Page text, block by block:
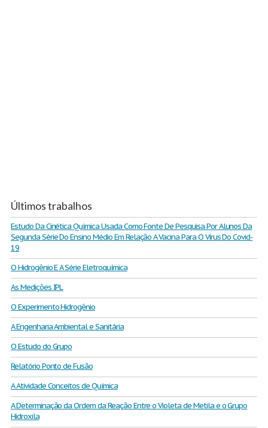
Últimos trabalhos
Estudo Da Cinética Química Usada Como Fonte De Pesquisa Por Alunos Da
Segunda Série Do Ensino Médio Em Relação A Vacina Para O Vírus Do Covid-
19
O Hidrogênio E A Série Eletroquímica
As Medições IPL
O Experimento Hidrogênio
A Engenharia Ambiental e Sanitária
O Estudo do Grupo
Relatório Ponto de Fusão
A Atividade Conceitos de Química
A Determinação da Ordem da Reação Entre o Violeta de Metila e o Grupo
Hidroxila